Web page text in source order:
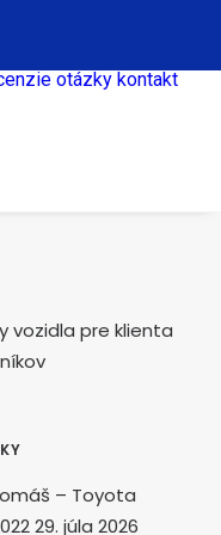
otázky kontakt
vozidla pre klienta
– Toyota
29. júla 2026